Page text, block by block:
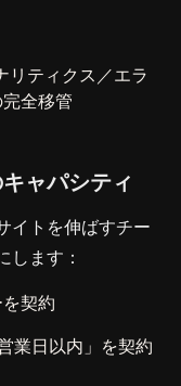
リティクス／エラ
全移管
ャパシティ
イトを伸ばすチー
します：
契約
業日以内」を契約